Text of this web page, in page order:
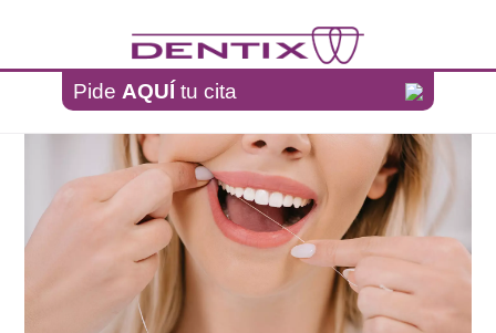
Pide AQUÍ tu cita